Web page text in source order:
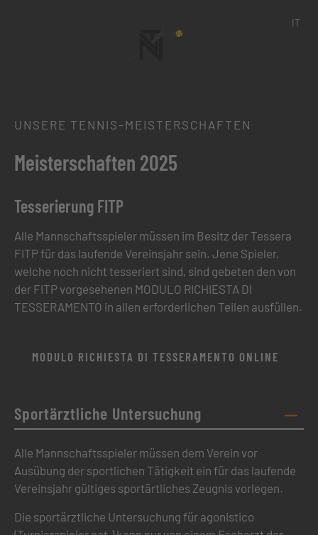
IT
UNSERE TENNIS-MEISTERSCHAFTEN
Meisterschaften 2025
Tesserierung FITP
Alle Mannschaftsspieler müssen im Besitz der Tessera
FITP für das laufende Vereinsjahr sein. Jene Spieler,
welche noch nicht tesseriert sind, sind gebeten den von
der FITP vorgesehenen MODULO RICHIESTA DI
TESSERAMENTO in allen erforderlichen Teilen ausfüllen.
MODULO RICHIESTA DI TESSERAMENTO ONLINE
Sportärztliche Untersuchung
Alle Mannschaftsspieler müssen dem Verein vor
Ausübung der sportlichen Tätigkeit ein für das laufende
Vereinsjahr gültiges sportärtliches Zeugnis vorlegen.
Die sportärztliche Untersuchung für agonistico